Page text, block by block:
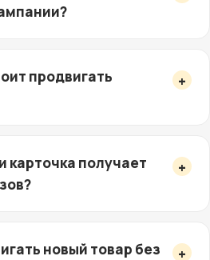
продвигать
карточка получает
новый товар без